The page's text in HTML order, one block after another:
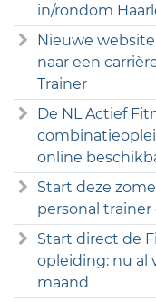
in/rondom
Nieuwe
naar een
Trainer
De NL Actief
online
Start deze
personal trainer
Start direct de
opleiding: nu al
maand